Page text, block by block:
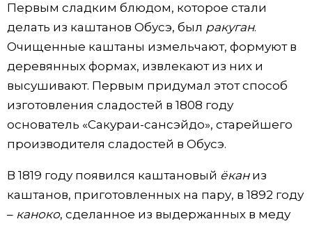
Первым сладким блюдом, которое стали
делать из каштанов Обусэ, был ракуган.
Очищенные каштаны измельчают, формуют в
деревянных формах, извлекают из них и
высушивают. Первым придумал этот способ
изготовления сладостей в 1808 году
основатель «Сакураи-сансэйдо», старейшего
производителя сладостей в Обусэ.
В 1819 году появился каштановый ёкан из
каштанов, приготовленных на пару, в 1892 году
– каноко, сделанное из выдержанных в меду